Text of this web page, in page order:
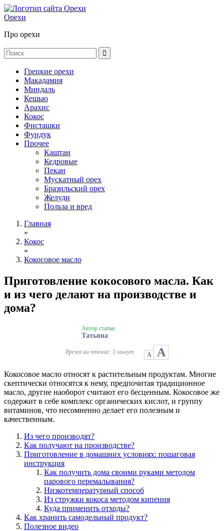
Орехи
Про орехи
Грецкие орехи
Макадамия
Миндаль
Кешью
Арахис
Кокос
Фисташки
Фундук
Прочее
Каштан
Кедровые
Пекан
Мускатный орех
Бразильский орех
Желуди
Польза и вред
Главная
»
Кокос
»
Кокосовое масло
Приготовление кокосового масла. Как
и из чего делают на производстве и
дома?
Автор статьи
Татьяна
Время на чтение: 5 минут А А
Кокосовое масло относят к растительным продуктам. Многие
скептически относятся к нему, предпочитая традиционное
масло, другие наоборот считают его бесценным. Кокосовое же
содержит в себе комплекс органических кислот, и группу
витаминов, что несомненно делает его полезным и
качественным.
Из чего производят?
Как получают на производстве?
Приготовление в домашних условиях: пошаговая
инструкция
Как получить дома своими руками методом
парового перемалывания?
Низкотемпературный способ
Из стружки кокоса методом кипения
Куда применить отходы?
Как хранить самодельный продукт?
Полезное видео